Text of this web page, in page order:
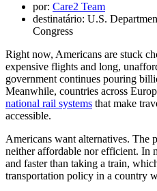
por: Care2 Team
destinatário: U.S.
Congress
Right now, Americans are stuck
expensive flights and long,
government continues pouring
Meanwhile, countries across
national rail systems that make
accessible.
Americans want alternatives. The
neither affordable nor efficient. In
and faster than taking a train,
transportation policy in a country